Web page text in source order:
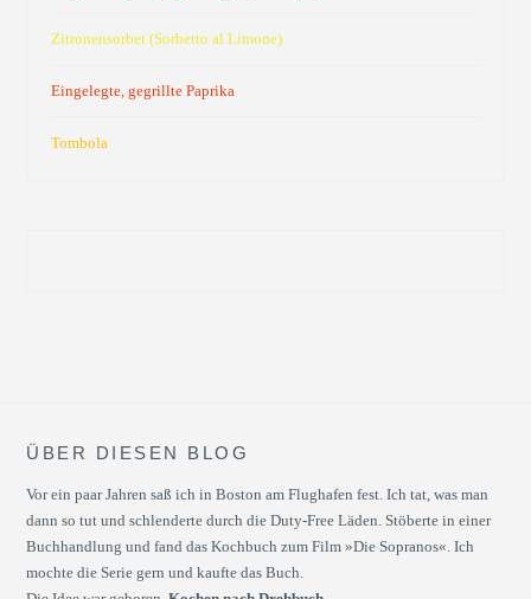
Zitronensorbet (Sorbetto al Limone)
Eingelegte, gegrillte Paprika
Tombola
ÜBER DIESEN BLOG
Vor ein paar Jahren saß ich in Boston am Flughafen fest. Ich tat, was man
dann so tut und schlenderte durch die Duty-Free Läden. Stöberte in einer
Buchhandlung und fand das Kochbuch zum Film »Die Sopranos«. Ich
mochte die Serie gern und kaufte das Buch.